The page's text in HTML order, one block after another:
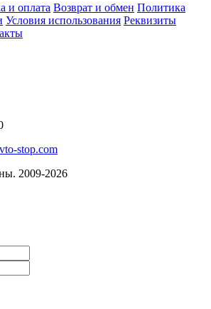
и оплата Возврат и обмен Политика
Условия использования Реквизиты
stop.com
2009-2026